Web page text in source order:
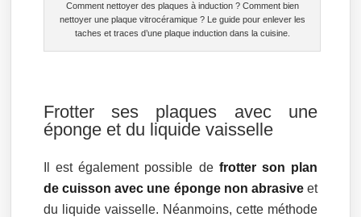
Comment nettoyer des plaques à induction ? Comment bien
nettoyer une plaque vitrocéramique ? Le guide pour enlever les
taches et traces d’une plaque induction dans la cuisine.
Frotter ses plaques avec une
éponge et du liquide vaisselle
Il est également possible de frotter son plan
de cuisson avec une éponge non abrasiveet
du liquide vaisselle. Néanmoins, cette méthode